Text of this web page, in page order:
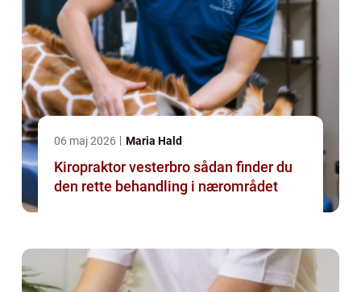
06 maj 2026 Maria Hald
Kiropraktor vesterbro sådan finder du
den rette behandling i nærområdet